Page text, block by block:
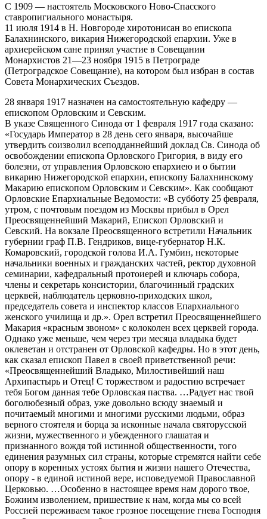
С 1909 — настоятель Московского Ново-Спасского
ставропигиального монастыря.
11 июля 1914 в Н. Новгороде хиротонисан во епископа
Балахнинского, викария Нижегородской епархии. Уже в
архиерейском сане принял участие в Совещании
Монархистов 21—23 ноября 1915 в Петрограде
(Петроградское Совещание), на котором был избран в состав
Совета Монархических Съездов.
28 января 1917 назначен на самостоятельную кафедру —
епископом Орловским и Севским.
В указе Священного Синода от 1 февраля 1917 года сказано:
«Государь Император в 28 день сего января, высочайше
утвердить соизволил всеподданнейший доклад Св. Синода об
освобождении епископа Орловского Григория, в виду его
болезни, от управления Орловскою епархиею и о бытии
викарию Нижегородской епархии, епископу Балахнинскому
Макарию епископом Орловским и Севским». Как сообщают
Орловские Епархиальные Ведомости: «В субботу 25 февраля,
утром, с почтовым поездом из Москвы прибыл в Орел
Преосвященнейший Макарий, Епископ Орловский и
Севский. На вокзале Преосвященного встретили Начальник
губернии граф П.В. Гендриков, вице-губернатор Н.К.
Комаровский, городской голова И.А. Гумбин, некоторые
начальники военных и гражданских частей, ректор духовной
семинарии, кафедральный протоиерей и ключарь собора,
члены и секретарь консистории, благочинный градских
церквей, наблюдатель церковно-приходских школ,
председатель совета и инспектор классов Епархиального
женского училища и др.». Орел встретил Преосвященнейшего
Макария «красным звоном» с колоколен всех церквей города.
Однако уже меньше, чем через три месяца владыка будет
оклеветан и отстранен от Орловской кафедры. Но в этот день,
как сказал епископ Павел в своей приветственной речи:
«Преосвященнейший Владыко, Милостивейший наш
Архипастырь и Отец! С торжеством и радостию встречает
тебя Богом данная тебе Орловская паства. …Радует нас твой
боголюбезный образ, уже довольно всюду знаемый и
почитаемый многими и многими русскими людьми, образ
верного стоятеля и борца за исконные начала святорусской
жизни, мужественного и убежденного глашатая и
признанного вождя той истинной общественности, того
единения разумных сил страны, которые стремятся найти себе
опору в коренных устоях бытия и жизни нашего Отечества,
опору - в единой истиной вере, исповедуемой Православной
Церковью. …Особенно в настоящее время нам дорого твое,
Божиим изволением, пришествие к нам, когда мы со всей
Россией переживаем такое грозное посещение гнева Господня